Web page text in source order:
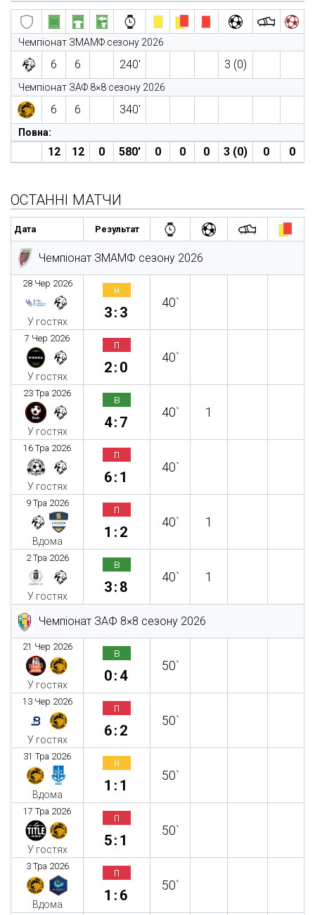
Чемпіонат ЗМАМФ сезону 2026
6 6 240′ 3 (0)
Чемпіонат ЗАФ 8×8 сезону 2026
6 6 340′
Повна:
12 12 0 580′ 0 0 0 3 (0) 0 0
ОСТАННІ МАТЧИ
Дата Результат
Чемпіонат ЗМАМФ сезону 2026
28 Чер 2026
У гостях
н
3:3
40`
7 Чер 2026
У гостях
п
2:0
40`
23 Тра 2026
У гостях
в
4:7
40` 1
16 Тра 2026
У гостях
п
6:1
40`
9 Тра 2026
Вдома
п
1:2
40` 1
2 Тра 2026
У гостях
в
3:8
40` 1
Чемпіонат ЗАФ 8×8 сезону 2026
21 Чер 2026
У гостях
в
0:4
50`
13 Чер 2026
У гостях
п
6:2
50`
31 Тра 2026
Вдома
н
1:1
50`
17 Тра 2026
У гостях
п
5:1
50`
3 Тра 2026
Вдома
п
1:6
50`